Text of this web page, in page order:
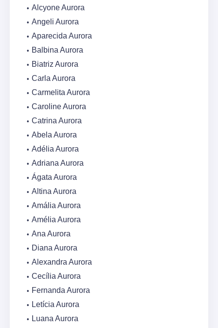
Alcyone Aurora
Angeli Aurora
Aparecida Aurora
Balbina Aurora
Biatriz Aurora
Carla Aurora
Carmelita Aurora
Caroline Aurora
Catrina Aurora
Abela Aurora
Adélia Aurora
Adriana Aurora
Ágata Aurora
Altina Aurora
Amália Aurora
Amélia Aurora
Ana Aurora
Diana Aurora
Alexandra Aurora
Cecília Aurora
Fernanda Aurora
Letícia Aurora
Luana Aurora